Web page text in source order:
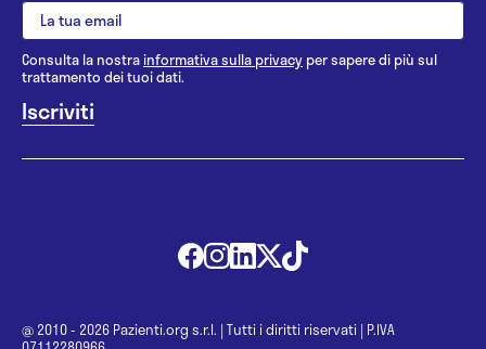
Consulta la nostrainformativa sulla privacy per sapere di più sul
trattamento dei tuoi dati.
@ 2010 - 2026 Pazienti.org s.r.l. | Tutti i diritti riservati | P.IVA